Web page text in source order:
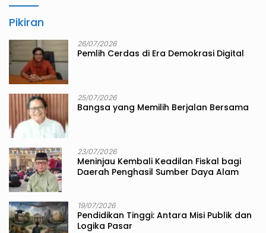
Pikiran
26/07/2026
Pemlih Cerdas di Era Demokrasi Digital
25/07/2026
Bangsa yang Memilih Berjalan Bersama
23/07/2026
Meninjau Kembali Keadilan Fiskal bagi
Daerah Penghasil Sumber Daya Alam
19/07/2026
Pendidikan Tinggi: Antara Misi Publik dan
Logika Pasar